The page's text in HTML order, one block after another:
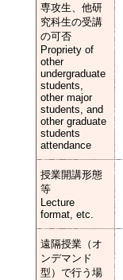
専攻生、他研
究科生の受講
の可否
Propriety of
other
undergraduate
students,
other major
students, and
other graduate
students
attendance
授業開講形態
等
Lecture
format, etc.
遠隔授業（オ
ンデマンド
型）で行う場